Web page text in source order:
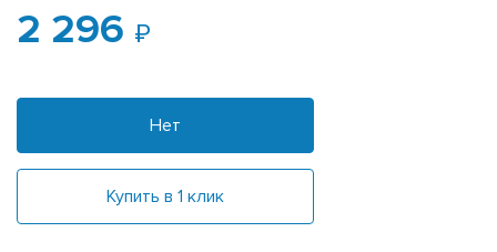
2 296
Нет
Купить в 1 клик